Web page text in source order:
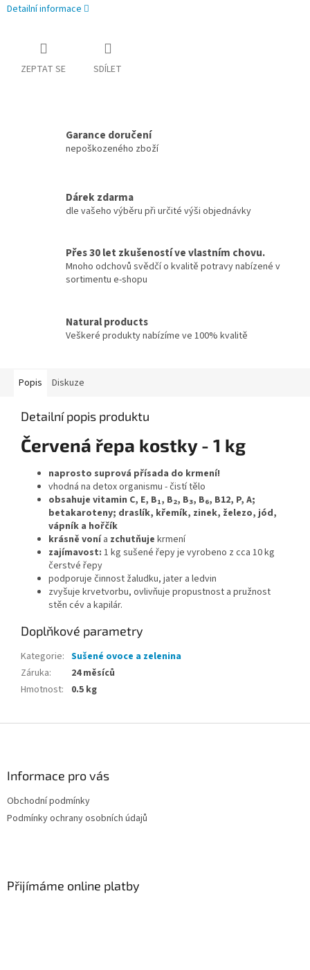
Detailní informace
ZEPTAT SE SDÍLET
Garance doručení
nepoškozeného zboží
Dárek zdarma
dle vašeho výběru při určité výši objednávky
Přes 30 let zkušeností ve vlastním chovu.
Mnoho odchovů svědčí o kvalitě potravy nabízené v
sortimentu e-shopu
Natural products
Veškeré produkty nabízíme ve 100% kvalitě
Popis Diskuze
Detailní popis produktu
Červená řepa kostky - 1 kg
naprosto suprová přísada do krmení!
vhodná na detox organismu - čistí tělo
obsahuje vitamin C, E, B1, B2, B3, B6, B12, P, A;
betakaroteny; draslík, křemík, zinek, železo, jód,
vápník a hořčík
krásně vonía zchutňuje krmení
zajímavost: 1 kg sušené řepy je vyrobeno z cca 10 kg
čerstvé řepy
podporuje činnost žaludku, jater a ledvin
zvyšuje krvetvorbu, ovlivňuje propustnost a pružnost
stěn cév a kapilár.
Doplňkové parametry
Kategorie: Sušené ovoce a zelenina
Záruka:
24 měsíců
Hmotnost: 0.5 kg
Informace pro vás
Obchodní podmínky
Podmínky ochrany osobních údajů
Přijímáme online platby